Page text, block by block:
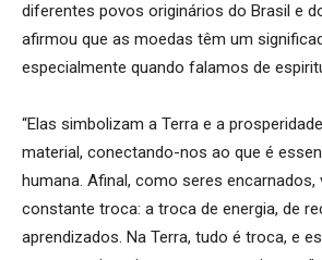
diferentes povos originários do Brasil e
afirmou que as moedas têm um
especialmente quando falamos de
“Elas simbolizam a Terra e a
material, conectando-nos ao que é
humana. Afinal, como seres encarnados,
constante troca: a troca de energia, de
aprendizados. Na Terra, tudo é troca, e